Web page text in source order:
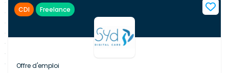
Gestion des plannings Accompagnement au
changement Connaissances linguistiques Anglais
Courant (Impératif) Description détaillée
déploiement de la solution de TRS dans les
CDI Freelance
Offre d'emploi